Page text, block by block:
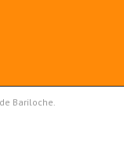
Bariloche.